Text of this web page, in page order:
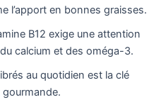
l’apport en bonnes graisses.
B12 exige une attention
calcium et des oméga-3.
au quotidien est la clé
gourmande.